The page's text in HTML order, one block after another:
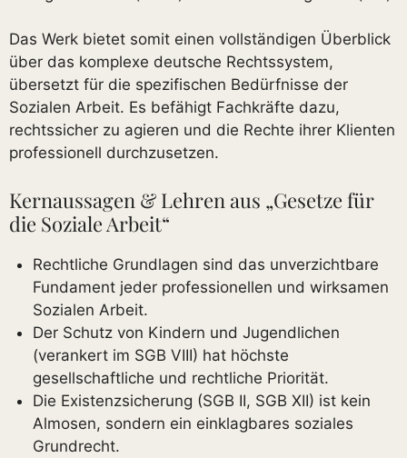
Das Werk bietet somit einen vollständigen Überblick
über das komplexe deutsche Rechtssystem,
übersetzt für die spezifischen Bedürfnisse der
Sozialen Arbeit. Es befähigt Fachkräfte dazu,
rechtssicher zu agieren und die Rechte ihrer Klienten
professionell durchzusetzen.
Kernaussagen & Lehren aus „Gesetze für
die Soziale Arbeit“
Rechtliche Grundlagen sind das unverzichtbare
Fundament jeder professionellen und wirksamen
Sozialen Arbeit.
Der Schutz von Kindern und Jugendlichen
(verankert im SGB VIII) hat höchste
gesellschaftliche und rechtliche Priorität.
Die Existenzsicherung (SGB II, SGB XII) ist kein
Almosen, sondern ein einklagbares soziales
Grundrecht.